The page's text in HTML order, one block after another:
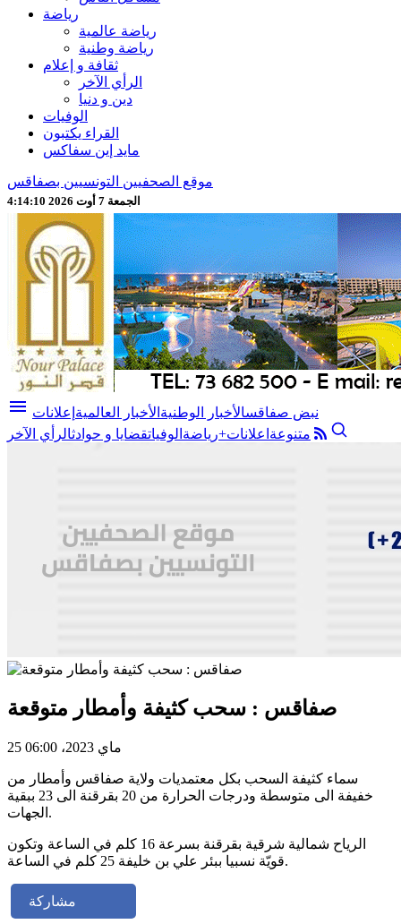
رياضة
رياضة عالمية
رياضة وطنية
ثقافة و إعلام
الرأي الآخر
دين و دنيا
الوفيات
القراء يكتبون
مايد إين سفاكس
موقع الصحفيين التونسيين بصفاقس
الجمعة 7 أوت 2026 4:14:12
menu نبض صفاقسالأخبار الوطنية الأخبار العالمية إعلانات
متنوعة اعلانات+رياضة الوفياتقضايا و حوادثالرأي الآخر
صفاقس : سحب كثيفة وأمطار متوقعة
25 ماي 2023، 06:00
سماء كثيفة السحب بكل معتمديات ولاية صفاقس وأمطار من
خفيفة الى متوسطة ودرجات الحرارة من 20 بقرقنة الى 23 ببقية
الجهات.
الرياح شمالية شرقية بقرقنة بسرعة 16 كلم في الساعة وتكون
قويّة نسبيا ببئر علي بن خليفة 25 كلم في الساعة.
مشاركة